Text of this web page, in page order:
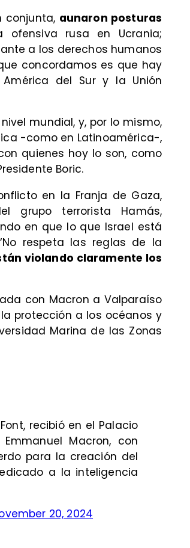
conjunta, aunaron posturas
rusa en Ucrania;
a los derechos humanos
concordamos es que hay
del Sur y la Unión
mundial, y, por lo mismo,
-como en Latinoamérica-,
quienes hoy lo son, como
Boric.
en la Franja de Gaza,
grupo terrorista Hamás,
en que lo que Israel está
respeta las reglas de la
violando claramente los
con Macron a Valparaíso
protección a los océanos y
Marina de las Zonas
recibió en el Palacio
Macron, con
para la creación del
a la inteligencia
20, 2024